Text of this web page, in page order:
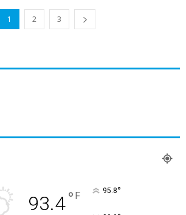
1 2 3
93.4° F 95.8°